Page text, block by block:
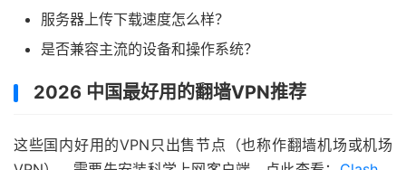
服务器上传下载速度怎么样？
是否兼容主流的设备和操作系统？
2026 中国最好用的翻墙VPN推荐
这些国内好用的VPN只出售节点（也称作翻墙机场或机场